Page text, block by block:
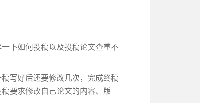
下如何投稿以及投稿论文查重不
写好后还要修改几次，完成终稿
要求修改自己论文的内容、版